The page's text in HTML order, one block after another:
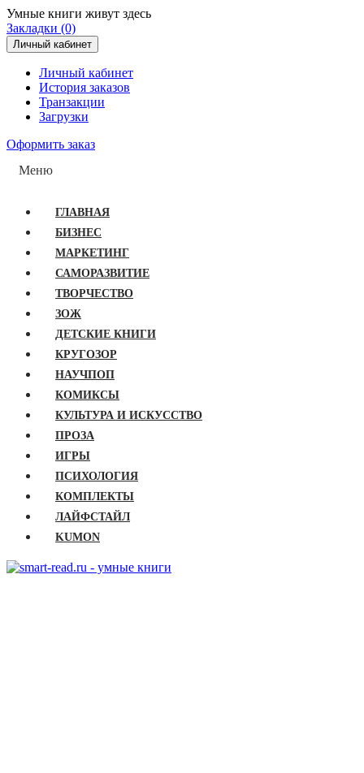
Умные книги живут здесь
Закладки (0)
Личный кабинет
Личный кабинет
История заказов
Транзакции
Загрузки
Оформить заказ
Меню
ГЛАВНАЯ
БИЗНЕС
МАРКЕТИНГ
САМОРАЗВИТИЕ
ТВОРЧЕСТВО
ЗОЖ
ДЕТСКИЕ КНИГИ
КРУГОЗОР
НАУЧПОП
КОМИКСЫ
КУЛЬТУРА И ИСКУССТВО
ПРОЗА
ИГРЫ
ПСИХОЛОГИЯ
КОМПЛЕКТЫ
ЛАЙФСТАЙЛ
KUMON